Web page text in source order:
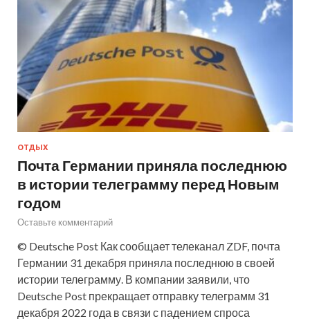
ОТДЫХ
Почта Германии приняла последнюю
в истории телеграмму перед Новым
годом
Оставьте комментарий
© Deutsche Post Как сообщает телеканал ZDF, почта
Германии 31 декабря приняла последнюю в своей
истории телеграмму. В компании заявили, что
Deutsche Post прекращает отправку телеграмм 31
декабря 2022 года в связи с падением спроса